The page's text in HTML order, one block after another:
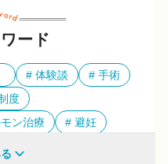
ード
体験談
手術
度
ン治療
避妊